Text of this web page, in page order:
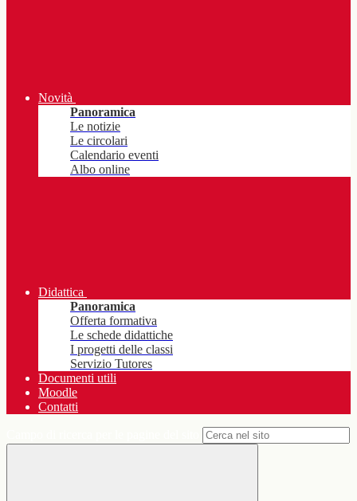
Novità
Panoramica
Le notizie
Le circolari
Calendario eventi
Albo online
Didattica
Panoramica
Offerta formativa
Le schede didattiche
I progetti delle classi
Servizio Tutores
Documenti utili
Moodle
Contatti